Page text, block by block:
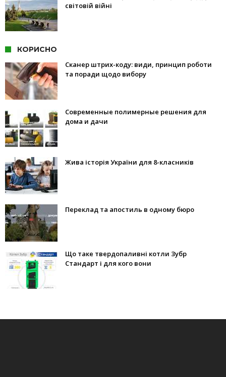
світовій війні
КОРИСНО
Сканер штрих-коду: види, принцип роботи
та поради щодо вибору
Современные полимерные решения для
дома и дачи
Жива історія України для 8-класників
Переклад та апостиль в одному бюро
Що таке твердопаливні котли Зубр
Стандарт і для кого вони